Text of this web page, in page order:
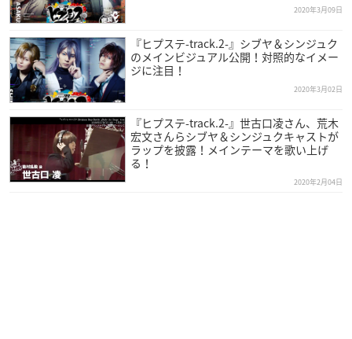
2020年3月09日
『ヒプステ-track.2-』シブヤ＆シンジュク
のメインビジュアル公開！対照的なイメー
ジに注目！
2020年3月02日
『ヒプステ-track.2-』世古口凌さん、荒木
宏文さんらシブヤ＆シンジュクキャストが
ラップを披露！メインテーマを歌い上げ
る！
2020年2月04日